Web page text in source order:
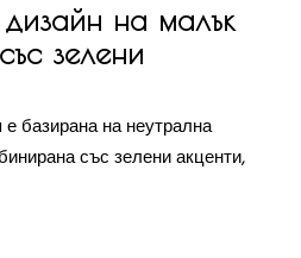
на малък
зелени
базирана на неутрална
със зелени акценти,